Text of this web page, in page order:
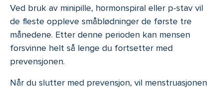
Ved bruk av minipille, hormonspiral eller p-stav vil
de fleste oppleve småblødninger de første tre
månedene. Etter denne perioden kan mensen
forsvinne helt så lenge du fortsetter med
prevensjonen.
Når du slutter med prevensjon, vil menstruasjonen